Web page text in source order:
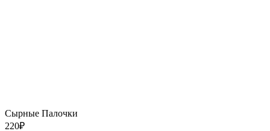
Сырные Палочки
220₽